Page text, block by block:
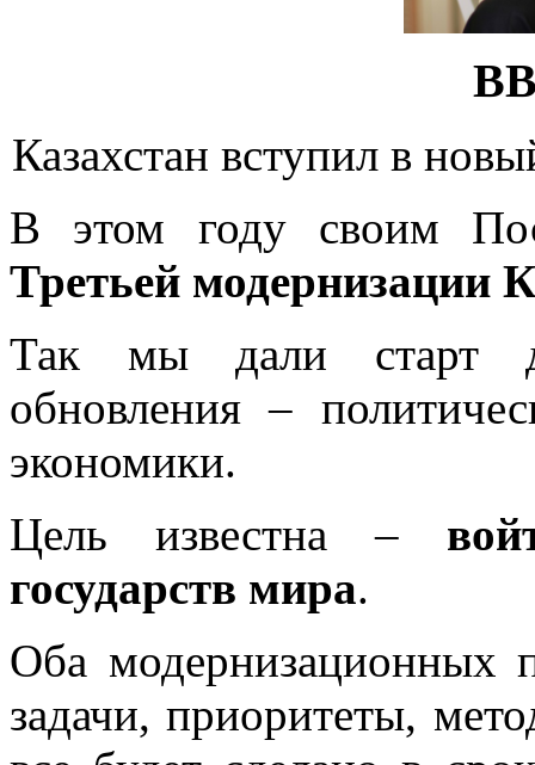
Казахстан вступил в
В этом году своим
Третьей модернизации
Так мы дали старт
обновления –
экономики.
Цель известна –
государств мира.
Оба модернизационных
задачи, приоритеты,